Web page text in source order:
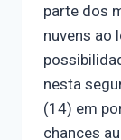
parte dos
nuvens ao
nesta
(14) em
chances